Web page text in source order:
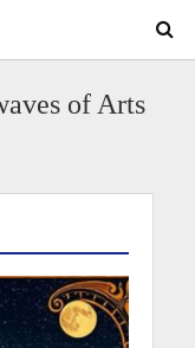
of Arts